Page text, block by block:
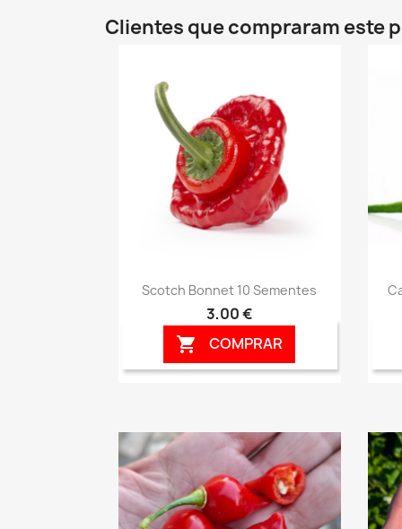
Clientes que compraram este
Vista rápida
Scotch Bonnet 10 Sementes
3,00 €
 COMPRAR